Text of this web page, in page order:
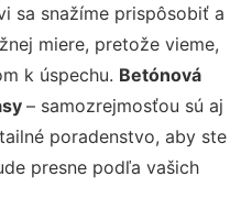
sa snažíme prispôsobiť a
miere, pretože vieme,
k úspechu. Betónová
– samozrejmosťou sú aj
poradenstvo, aby ste
presne podľa vašich